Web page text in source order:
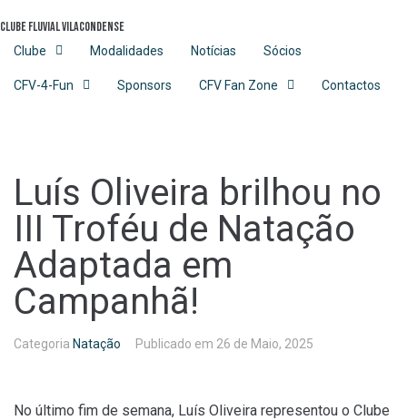
to
content
Clube Fluvial Vilacondense
Clube Modalidades Notícias Sócios
CFV-4-Fun Sponsors CFV Fan Zone Contactos
Luís Oliveira brilhou no
III Troféu de Natação
Adaptada em
Campanhã!
Categoria Natação Publicado em 26 de Maio, 2025
No último fim de semana, Luís Oliveira representou o Clube